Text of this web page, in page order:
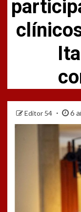
Editor 54 6